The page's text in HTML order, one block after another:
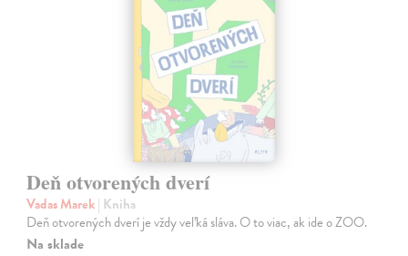
Deň otvorených dverí
Vadas Marek| Kniha
Deň otvorených dverí je vždy veľká sláva. O to viac, ak ide o ZOO.
Na sklade